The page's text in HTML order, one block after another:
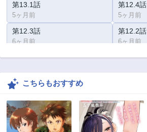
第13.1話
5ヶ月前
第12.4話
5ヶ月前
第12.3話
6ヶ月前
第12.2話
6ヶ月前
第12.1話 第11.3話
第11.2話
第10.3話
9ヶ月前
第10.2話
9ヶ月前
こちらもおすすめ